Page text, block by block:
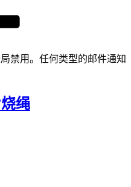
禁用。任何类型的邮件通知
绳